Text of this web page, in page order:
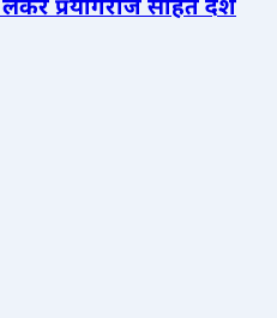
प्रयागराज सहित देश